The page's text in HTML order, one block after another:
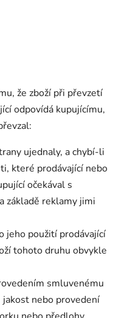
že zboží při převzetí
odpovídá kupujícímu,
ujednaly, a chybí-li
které prodávající nebo
očekával s
základě reklamy jimi
jeho použití prodávající
tohoto druhu obvykle
smluvenému
nebo provedení